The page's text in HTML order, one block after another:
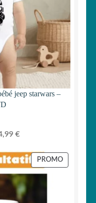
jeep starwars –
:
€.
€Le
actuel
est :
24,99 €.
PROMOPRODUIT